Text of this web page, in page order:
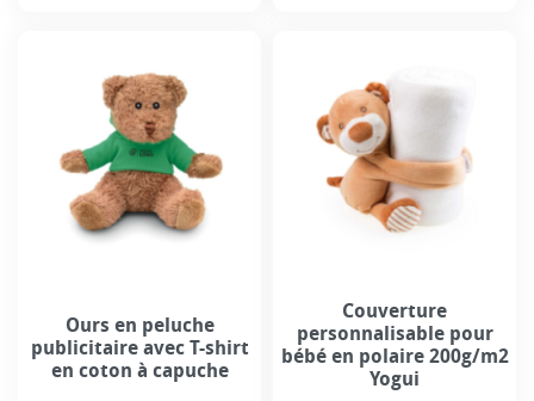
Ours en peluche
publicitaire avec T-shirt
en coton à capuche
Couverture
personnalisable pour
bébé en polaire 200g/m2
Yogui